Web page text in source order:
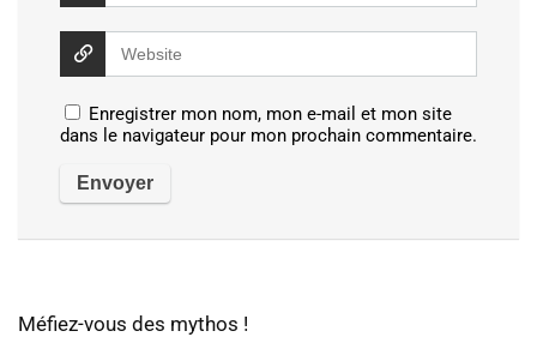
Enregistrer mon nom, mon e-mail et mon site
dans le navigateur pour mon prochain commentaire.
Méfiez-vous des mythos !